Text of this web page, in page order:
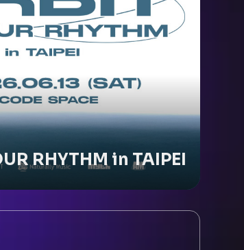
RHYTHM in TAIPEI